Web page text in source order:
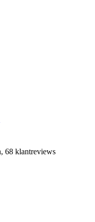
68 klantreviews